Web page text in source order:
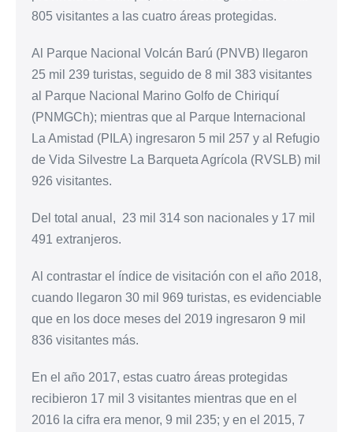
805 visitantes a las cuatro áreas protegidas.
Al Parque Nacional Volcán Barú (PNVB) llegaron
25 mil 239 turistas, seguido de 8 mil 383 visitantes
al Parque Nacional Marino Golfo de Chiriquí
(PNMGCh); mientras que al Parque Internacional
La Amistad (PILA) ingresaron 5 mil 257 y al Refugio
de Vida Silvestre La Barqueta Agrícola (RVSLB) mil
926 visitantes.
Del total anual, 23 mil 314 son nacionales y 17 mil
491 extranjeros.
Al contrastar el índice de visitación con el año 2018,
cuando llegaron 30 mil 969 turistas, es evidenciable
que en los doce meses del 2019 ingresaron 9 mil
836 visitantes más.
En el año 2017, estas cuatro áreas protegidas
recibieron 17 mil 3 visitantes mientras que en el
2016 la cifra era menor, 9 mil 235; y en el 2015, 7